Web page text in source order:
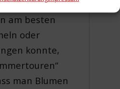
erkunden
am besten
oder
konnte,
man Blumen